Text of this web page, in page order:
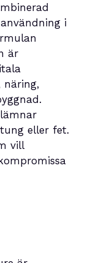
i
är
eller fet.
vill